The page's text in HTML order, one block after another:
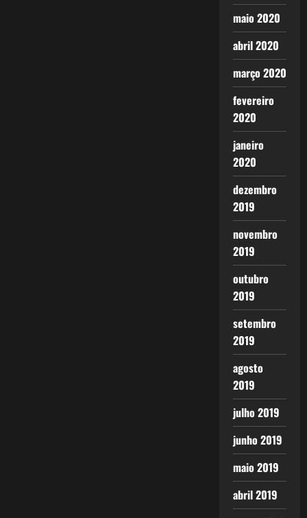
maio 2020
abril 2020
março 2020
fevereiro
2020
janeiro
2020
dezembro
2019
novembro
2019
outubro
2019
setembro
2019
agosto
2019
julho 2019
junho 2019
maio 2019
abril 2019